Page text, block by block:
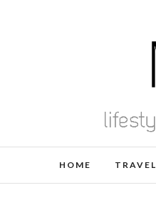
HOME TRAVEL